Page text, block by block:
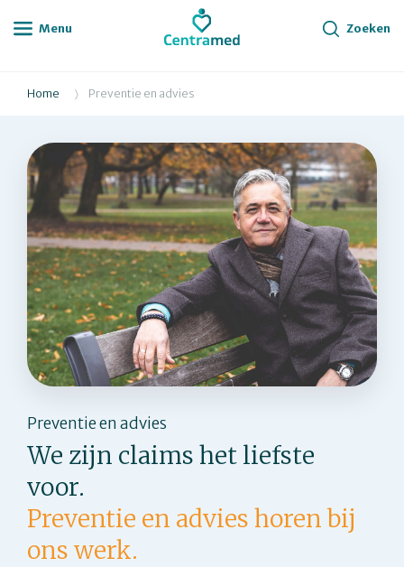
Menu Zoeken
Home Preventie en advies
Preventie en advies
We zijn claims het liefste
voor.
Preventie en advies horen bij
ons werk.